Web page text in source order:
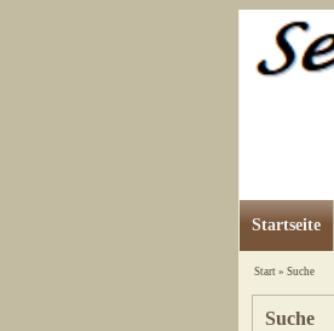
Startseite
Start» Suche
Suche